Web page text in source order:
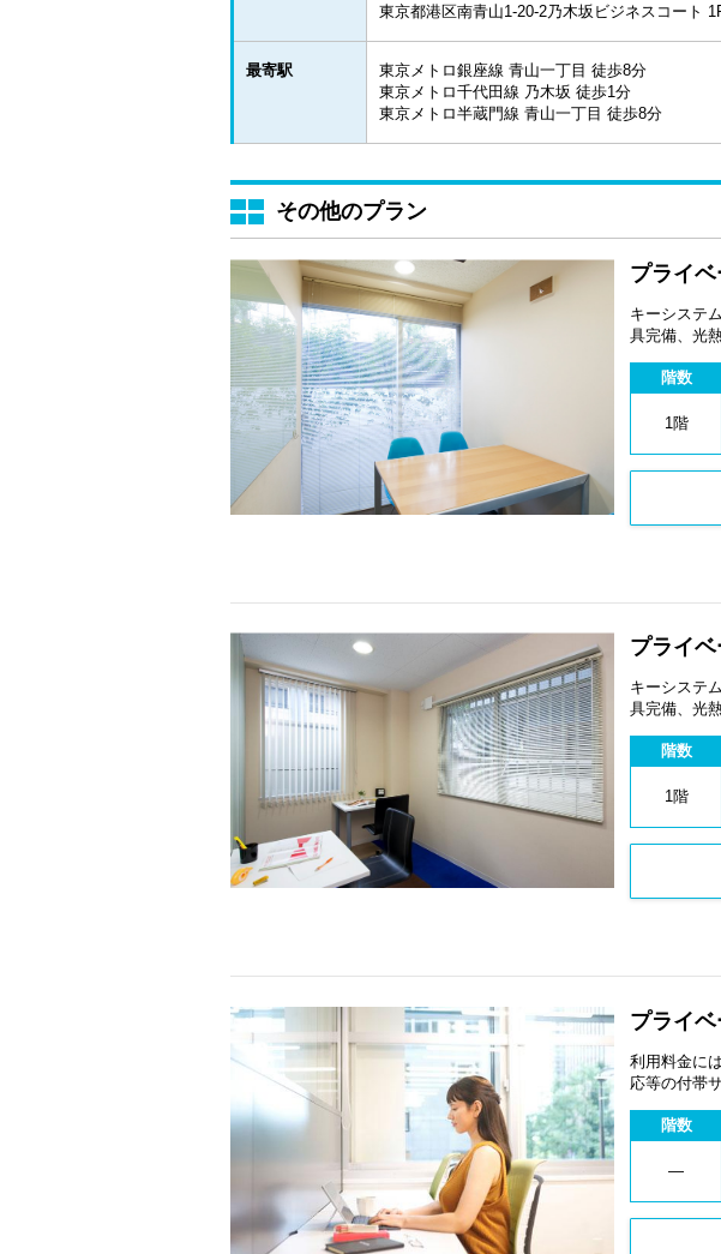
東京都港区南青山1-20-2乃木坂ビジネスコート
最寄駅
東京メトロ銀座線 青山一丁目 徒歩8分
東京メトロ千代田線 乃木坂 徒歩1分
東京メトロ半蔵門線 青山一丁目 徒歩8分
その他のプラン
プライベ
キーシステ
具完備、光
階数
1階
プライベ
キーシステ
具完備、光
階数
1階
プライベ
利用料金に
応等の付帯
階数
―